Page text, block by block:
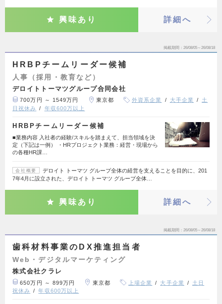
興味あり 詳細へ
掲載期間 26/08/05～26/08/18
HRBPチームリーダー候補
人事（採用・教育など）
デロイトトーマツグループ合同会社
700万円 ～ 1549万円 東京都 外資系企業 大手企業
土
日祝休み
年収600万以上
HRBPチームリーダー候補
■業務内容 入社者の経験/スキルを踏まえて、担当領域を決
定（下記は一例） ・HRプロジェクト業務：経営・現場から
の各種HR課…
会社概要
デロイト トーマツ グループ全体の経営を支えることを目的に、201
7年4月に設立された、デロイト トーマツ グループ全体…
興味あり 詳細へ
掲載期間 26/08/05～26/08/18
歯科材料事業のDX推進担当者
Web・デジタルマーケティング
株式会社クラレ
650万円 ～ 899万円 東京都 上場企業 大手企業
土日
祝休み
年収600万以上